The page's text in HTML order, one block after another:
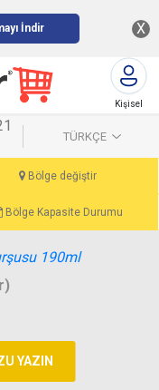
İndir X
Kişisel
TÜRKÇE
Bölge değiştir
Bölge Kapasite Durumu
190ml
YAZIN